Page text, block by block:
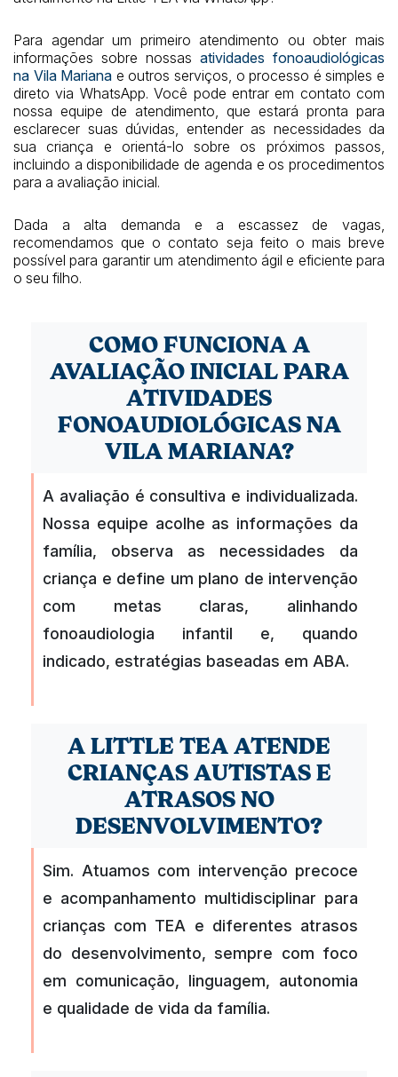
Para agendar um primeiro atendimento ou obter mais
informações sobre nossas atividades fonoaudiológicas
na Vila Mariana e outros serviços, o processo é simples e
direto via WhatsApp. Você pode entrar em contato com
nossa equipe de atendimento, que estará pronta para
esclarecer suas dúvidas, entender as necessidades da
sua criança e orientá-lo sobre os próximos passos,
incluindo a disponibilidade de agenda e os procedimentos
para a avaliação inicial.
Dada a alta demanda e a escassez de vagas,
recomendamos que o contato seja feito o mais breve
possível para garantir um atendimento ágil e eficiente para
o seu filho.
COMO FUNCIONA A
AVALIAÇÃO INICIAL PARA
ATIVIDADES
FONOAUDIOLÓGICAS NA
VILA MARIANA?
A avaliação é consultiva e individualizada.
Nossa equipe acolhe as informações da
família, observa as necessidades da
criança e define um plano de intervenção
com metas claras, alinhando
fonoaudiologia infantil e, quando
indicado, estratégias baseadas em ABA.
A LITTLE TEA ATENDE
CRIANÇAS AUTISTAS E
ATRASOS NO
DESENVOLVIMENTO?
Sim. Atuamos com intervenção precoce
e acompanhamento multidisciplinar para
crianças com TEA e diferentes atrasos
do desenvolvimento, sempre com foco
em comunicação, linguagem, autonomia
e qualidade de vida da família.